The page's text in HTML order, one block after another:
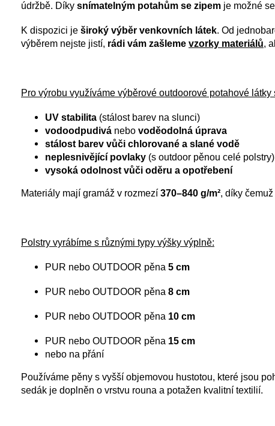
údržbě. Díky snímatelným potahům se zipem je možné
K dispozici je široký výběr venkovních látek. Od
výběrem nejste jistí, rádi vám zašleme vzorky materiálů,
Pro výrobu využíváme výběrové outdoorové potahové látky
UV stabilita (stálost barev na slunci)
vodoodpudivá nebo voděodolná úprava
stálost barev vůči chlorované a slané vodě
neplesnivějící povlaky (s outdoor pěnou celé polstry)
vysoká odolnost vůči oděru a opotřebení
Materiály mají gramáž v rozmezí 370–840 g/m², díky
Polstry vyrábíme s různými typy výšky výplně:
PUR nebo OUTDOOR pěna 5 cm
PUR nebo OUTDOOR pěna 8 cm
PUR nebo OUTDOOR pěna 10 cm
PUR nebo OUTDOOR pěna 15 cm
nebo na přání
Používáme pěny s vyšší objemovou hustotou, které jsou
sedák je doplněn o vrstvu rouna a potažen kvalitní textilií.